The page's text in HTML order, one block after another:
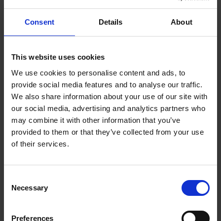
Consent Details About
This website uses cookies
We use cookies to personalise content and ads, to
provide social media features and to analyse our traffic.
We also share information about your use of our site with
our social media, advertising and analytics partners who
may combine it with other information that you’ve
provided to them or that they’ve collected from your use
of their services.
Selection
Necessary
Preferences
werkt en graag resultaten boekt. Of je nu een
leidinggevende bent of een teamlid, deze
training helpt je om je bewuster te worden van
jouw rol in het team en hoe je die optimaal
Specifiek is de training geschikt voor:
Medewerkers die effectiever willen
samenwerken met hun leidinggevende en
collega’s.
Teams die willen leren hoe ze samen
Leidinggevenden die willen begrijpen hoe